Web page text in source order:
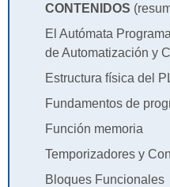
CONTENIDOS
El Autómata
de Automatización y
Estructura física del
Fundamentos de
Función memoria
Temporizadores y
Bloques Funcionales